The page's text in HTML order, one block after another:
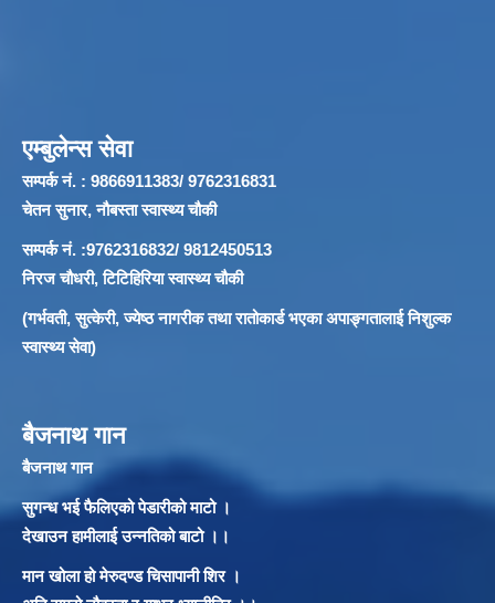
एम्बुलेन्स सेवा
सम्पर्क नं. : 9866911383/ 9762316831
चेतन सुनार, नौबस्ता स्वास्थ्य चौकी
सम्पर्क नं. :9762316832/ 9812450513
निरज चौधरी, टिटिहिरिया स्वास्थ्य चौकी
(गर्भवती, सुत्केरी, ज्येष्ठ नागरीक तथा रातोकार्ड भएका अपाङ्गतालाई निशुल्क
स्वास्थ्य सेवा)
बैजनाथ गान
बैजनाथ गान
सुगन्ध भई फैलिएको पेडारीको माटो ।
देखाउन हामीलाई उन्नतिको बाटो ।।
मान खोला हो मेरुदण्ड चिसापानी शिर ।